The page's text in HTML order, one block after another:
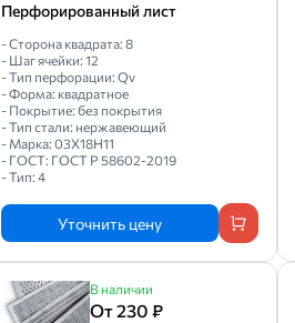
Перфорированный лист
- Сторона квадрата: 8
- Шаг ячейки: 12
- Тип перфорации: Qv
- Форма: квадратное
- Покрытие: без покрытия
- Тип стали: нержавеющий
- Марка: 03Х18Н11
- ГОСТ: ГОСТ Р 58602-2019
- Тип: 4
Уточнить цену
В наличии
От 230 ₽